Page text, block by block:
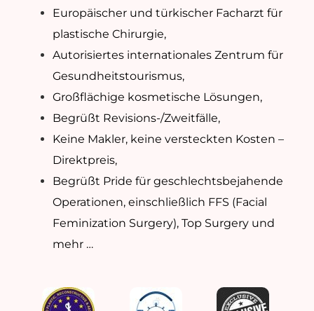
Europäischer und türkischer Facharzt für
plastische Chirurgie,
Autorisiertes internationales Zentrum für
Gesundheitstourismus,
Großflächige kosmetische Lösungen,
Begrüßt Revisions-/Zweitfälle,
Keine Makler, keine versteckten Kosten –
Direktpreis,
Begrüßt Pride für geschlechtsbejahende
Operationen, einschließlich FFS (Facial
Feminization Surgery), Top Surgery und
mehr …